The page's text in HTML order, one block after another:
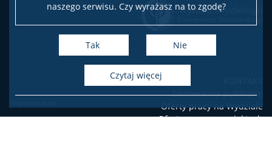
naszego serwisu. Czy wyrażasz na to zgodę?
Tak Nie
czytaj więcej
Laboratorium Technik Diagnostycznych
Fundusze i nagrody
Zamówienia publiczne
Oferty pracy na Wydziale
Oferty pracy w projektach